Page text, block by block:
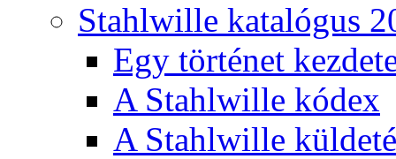
Stahlwille katalógus
Egy történet
A Stahlwille kódex
A Stahlwille